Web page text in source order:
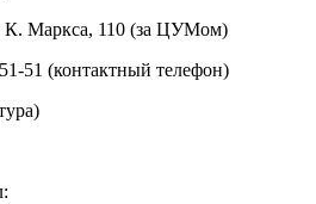
К. Маркса, 110 (за ЦУМом)
51 (контактный телефон)